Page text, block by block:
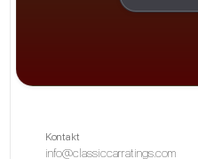
Kontakt
info@classiccarratings.com